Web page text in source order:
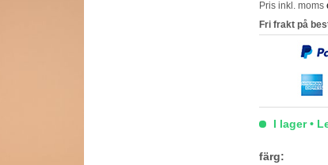
Pris inkl. moms
Fri frakt på
I lager •
färg: